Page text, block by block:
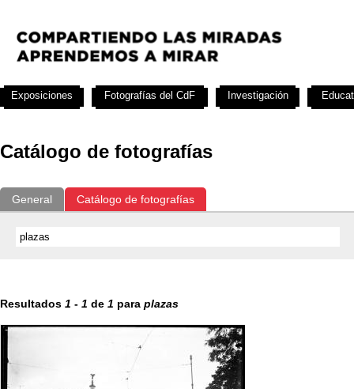
Catálogo de fotografías
General Catálogo de fotografías
Resultados 1 - 1 de 1 para plazas
Exposiciones Fotografías del CdF Investigación